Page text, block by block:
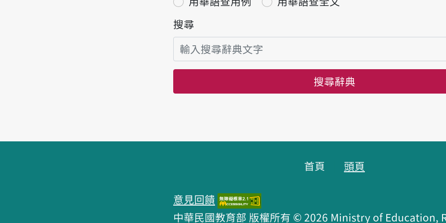
搜尋
搜尋辭典
首頁 頭頁
意見回饋
中華民國教育部 版權所有 © 2026 Ministry of Education,